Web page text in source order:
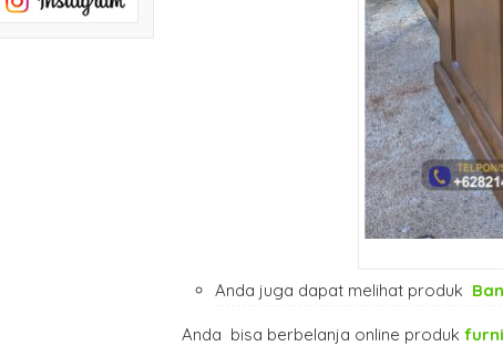
Anda juga dapat melihat produk
Anda bisa berbelanja online produk